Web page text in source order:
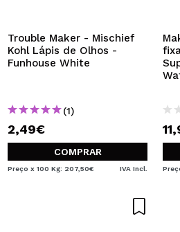
Ao criar uma conta no
compras rapidamente, verificar o
encomendas e consultar as suas
CRIAR
Trouble Maker - Mischief
Kohl Lápis de Olhos -
Funhouse White
(1)
2,49€
COMPRAR
Preço x 100 Kg: 207,50€ IVA Incl.